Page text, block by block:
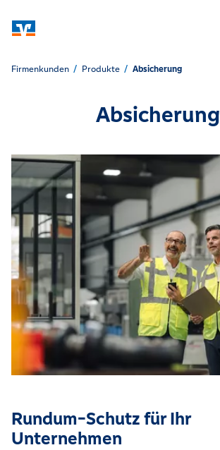
Absicherung
Firmenkunden Produkte Absicherung
Rundum-Schutz für Ihr
Unternehmen